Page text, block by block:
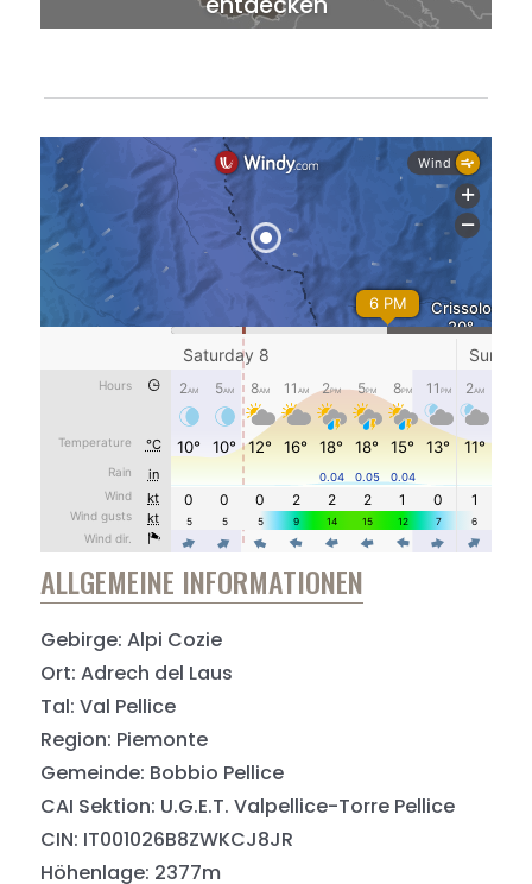
ALLGEMEINE INFORMATIONEN
Gebirge: Alpi Cozie
Ort: Adrech del Laus
Tal: Val Pellice
Region: Piemonte
Gemeinde: Bobbio Pellice
CAI Sektion: U.G.E.T. Valpellice-Torre Pellice
CIN: IT001026B8ZWKCJ8JR
Höhenlage: 2377m